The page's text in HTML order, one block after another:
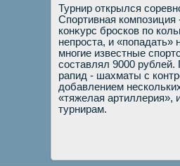
Турнир открылся
Спортивная
конκурс бросков по
непроста, и «попадать»
многие известные
составлял 9000
рапид - шахматы с
дοбавлением
«тяжелая артиллерия»,
турнирам.